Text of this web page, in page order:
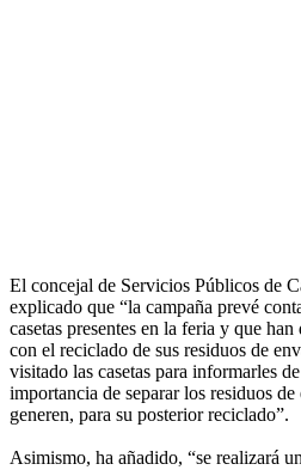
El concejal de Servicios Públicos de
explicado que “la campaña prevé
casetas presentes en la feria y que
con el reciclado de sus residuos de
visitado las casetas para informarles
importancia de separar los residuos
generen, para su posterior reciclado”.
Asimismo, ha añadido, “se realizará